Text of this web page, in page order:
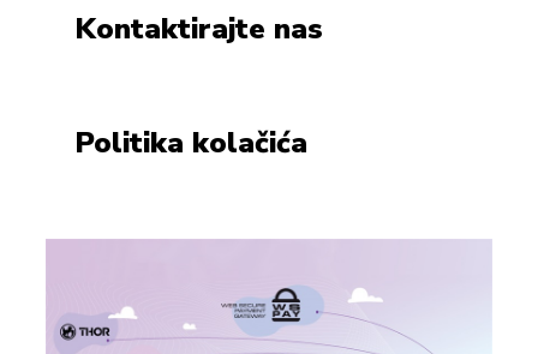
Kontaktirajte nas
Politika kolačića